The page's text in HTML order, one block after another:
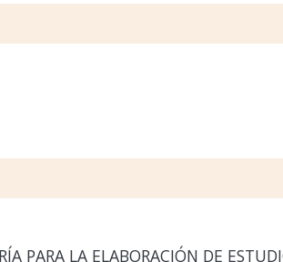
PARA LA ELABORACIÓN DE